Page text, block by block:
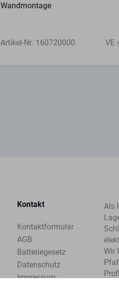
Wandmontage
Artikel-Nr. 160720000 VE
Kontakt
Kontaktformular
AGB
Batteriegesetz
Datenschutz
Impressum
Als
Wir